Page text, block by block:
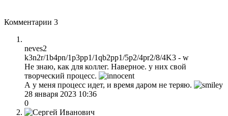
Комментарии 3
neves2
k3n2r/1b4pn/1p3pp1/1qb2pp1/5p2/4pr2/8/4K3 - w
Не знаю, как для коллег. Наверное. у них свой
творческий процесс.
А у меня процесс идет, и время даром не теряю.
28 января 2023 10:36
0